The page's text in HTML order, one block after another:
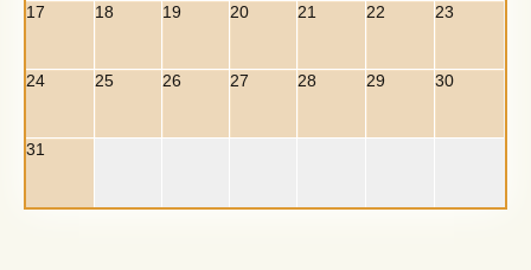
17 18 19 20 21 22 23
24 25 26 27 28 29 30
31